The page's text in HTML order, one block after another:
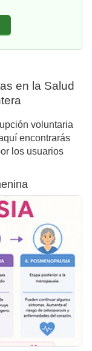
en la Salud
voluntaria
encontrarás
los usuarios